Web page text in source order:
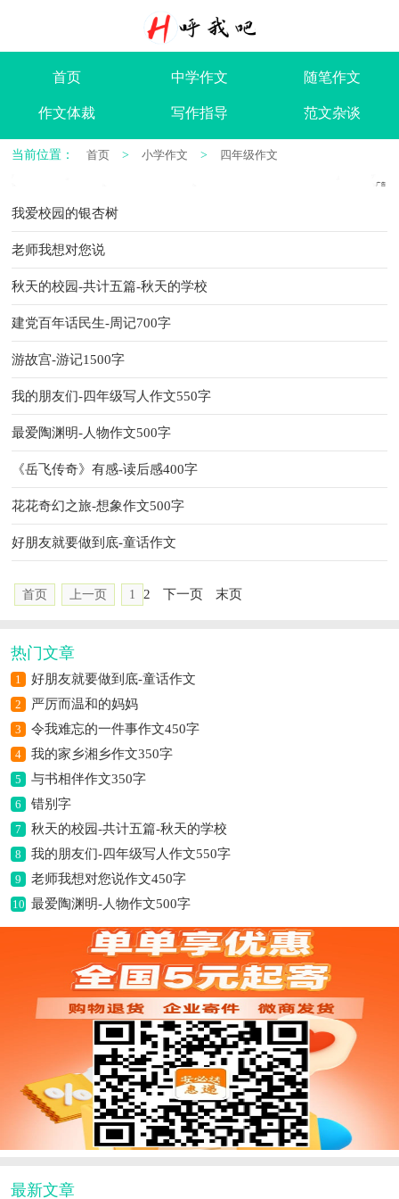
首页 中学作文 随笔作文
作文体裁 写作指导 范文杂谈
当前位置： 首页 > 小学作文 > 四年级作文
我爱校园的银杏树
老师我想对您说
秋天的校园-共计五篇-秋天的学校
建党百年话民生-周记700字
游故宫-游记1500字
我的朋友们-四年级写人作文550字
最爱陶渊明-人物作文500字
《岳飞传奇》有感-读后感400字
花花奇幻之旅-想象作文500字
好朋友就要做到底-童话作文
首页 上一页 1 2 下一页 末页
热门文章
1 好朋友就要做到底-童话作文
2 严厉而温和的妈妈
3 令我难忘的一件事作文450字
4 我的家乡湘乡作文350字
5 与书相伴作文350字
6 错别字
7 秋天的校园-共计五篇-秋天的学校
8 我的朋友们-四年级写人作文550字
9 老师我想对您说作文450字
10 最爱陶渊明-人物作文500字
最新文章